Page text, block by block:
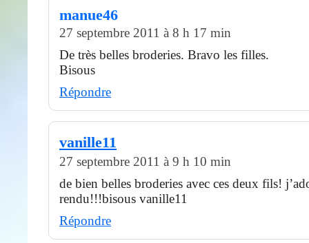
manue46
27 septembre 2011 à 8 h 17 min
De très belles broderies. Bravo les filles.
Bisous
Répondre
vanille11
27 septembre 2011 à 9 h 10 min
de bien belles broderies avec ces deux fils!
rendu!!!bisous vanille11
Répondre